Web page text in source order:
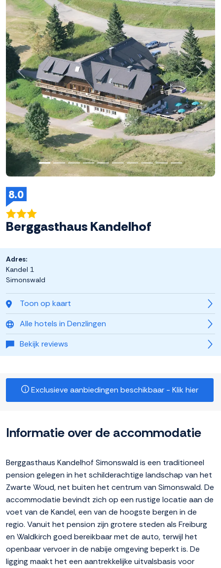
8.0
Berggasthaus Kandelhof
Toon op kaart
Alle hotels in Denzlingen
Bekijk reviews
Adres:
Kandel 1
Simonswald
Exclusieve aanbiedingen beschikbaar - Klik hier
Informatie over de accommodatie
Berggasthaus Kandelhof Simonswald is een traditioneel
pension gelegen in het schilderachtige landschap van het
Zwarte Woud, net buiten het centrum van Simonswald. De
accommodatie bevindt zich op een rustige locatie aan de
voet van de Kandel, een van de hoogste bergen in de
regio. Vanuit het pension zijn grotere steden als Freiburg
en Waldkirch goed bereikbaar met de auto, terwijl het
openbaar vervoer in de nabije omgeving beperkt is. De
ligging maakt het een aantrekkelijke uitvalsbasis voor